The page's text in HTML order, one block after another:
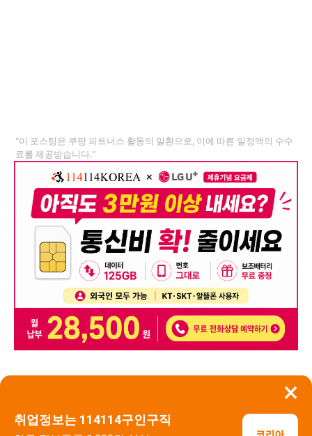
×
취업정보는 114114구인구직
"이 포스팅은 쿠팡 파트너스 활동의 일환으로, 이에 따른 일정액의 수수
료를 제공받습니다."